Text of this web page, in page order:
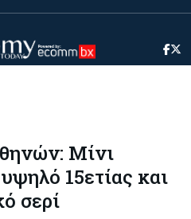
Μίνι
15ετίας και
σερί